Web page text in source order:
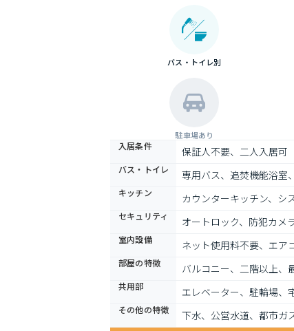
バス・トイレ別
駐車場あり
入居条件 保証人不要、二人入居可
バス・トイレ 専用バス、追焚機能浴室
キッチン カウンターキッチン、シ
セキュリティ オートロック、防犯カメ
室内設備 ネット使用料不要、エア
部屋の特徴 バルコニー、二階以上、
共用部 エレベーター、駐輪場、
その他の特徴 下水、公営水道、都市ガ